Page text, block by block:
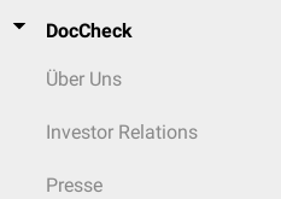
DocCheck
Über Uns
Investor Relations
Presse